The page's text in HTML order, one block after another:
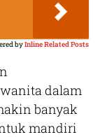
byInline Related Posts
dalam
banyak
mandiri